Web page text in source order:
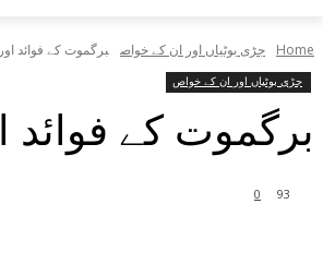
Home جڑی بوٹیاں اور ان کے خواص برگموت کے فوائد
جڑی بوٹیاں اور ان کے خواص
برگموت کے فوائد
0 93